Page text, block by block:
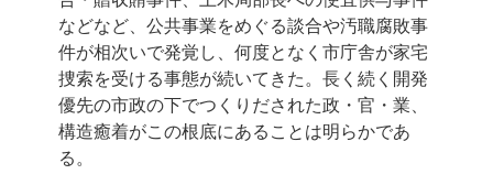
などなど、公共事業をめぐる談合や汚職腐敗事
件が相次いで発覚し、何度となく市庁舎が家宅
捜索を受ける事態が続いてきた。長く続く開発
優先の市政の下でつくりだされた政・官・業、
構造癒着がこの根底にあることは明らかであ
る。